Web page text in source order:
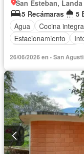
San Esteban,
5 Recámaras
5
Agua
Cocina
Estacionamiento
26/06/2026 en - San